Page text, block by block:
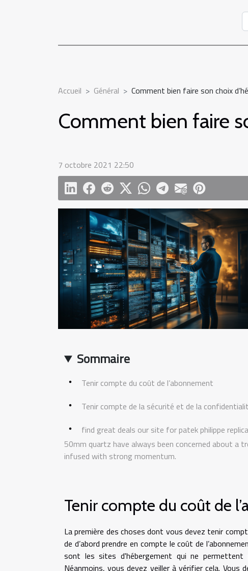
Accueil Général Comment bien faire son choix
Comment bien faire
7 octobre 2021 22:50
Sommaire
Tenir compte du coût de l’abonnement
Tenir compte de la sécurité et de la
find great deals our site for patek philippe
50mm quartz have always been concerned about
infused with strong momentum.
Tenir compte du coût de
La première des choses dont vous devez tenir
de d’abord prendre en compte le coût de
sont les sites d'hébergement qui ne
Néanmoins, vous devez veiller à vérifier cela. Vous